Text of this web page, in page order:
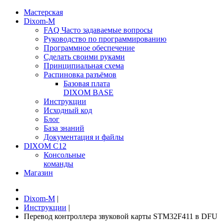
Мастерская
Dixom-M
FAQ Часто задаваемые вопросы
Руководство по программированию
Программное обеспечение
Сделать своими руками
Принципиальная схема
Распиновка разъёмов
Базовая плата
DIXOM BASE
Инструкции
Исходный код
Блог
База знаний
Документация и файлы
DIXOM C12
Консольные
команды
Магазин
Dixom-M |
Инструкции |
Перевод контроллера звуковой карты STM32F411 в DFU